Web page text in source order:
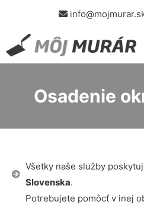
Osadenie
Všetky naše služby
Slovenska.
Potrebujete pomôcť v inej